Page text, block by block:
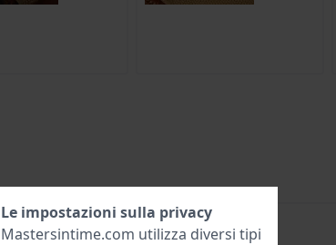
Le impostazioni sulla privacy
Mastersintime.com utilizza diversi tipi